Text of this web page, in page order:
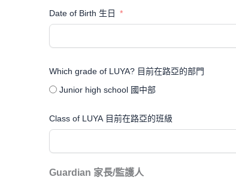
Date of Birth 生日
Which grade of LUYA? 目前在路亞的部門
Junior high school 國中部
Class of LUYA 目前在路亞的班級
Guardian 家長/監護人